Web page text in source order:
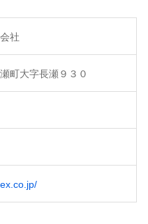
社
町大字長瀬９３０